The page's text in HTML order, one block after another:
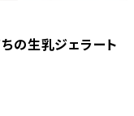
の生乳ジェラート